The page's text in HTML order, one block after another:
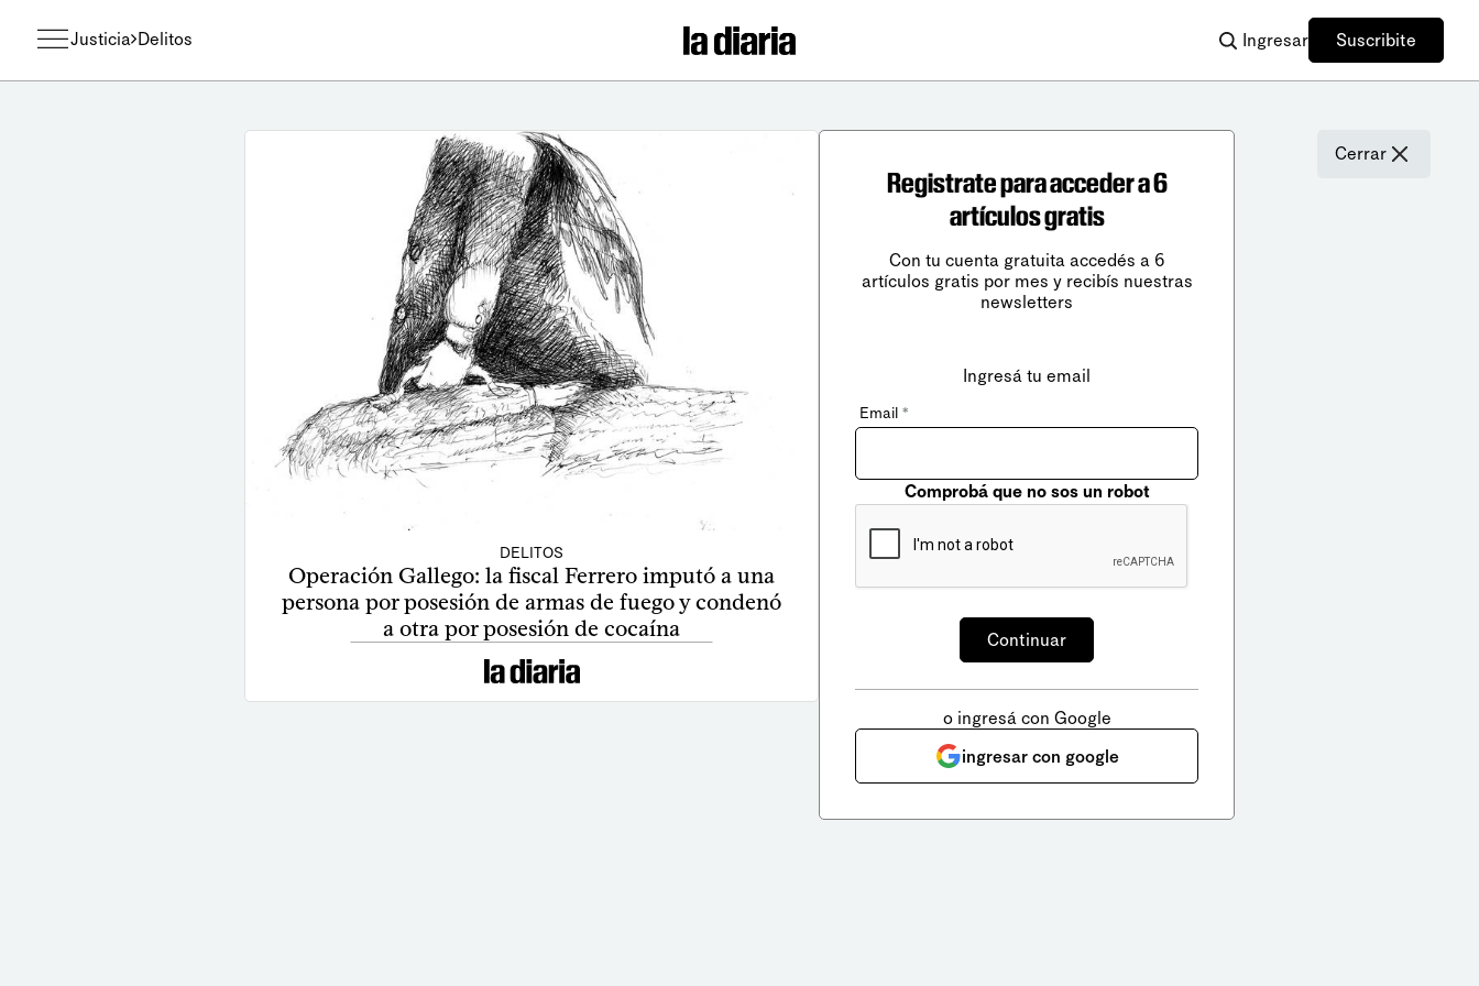
Justicia Delitos Ingresar Suscribite
DELITOS
Operación Gallego: la fiscal Ferrero imputó a una
persona por posesión de armas de fuego y condenó
a otra por posesión de cocaína
Cerrar
Registrate para acceder a 6
artículos gratis
Con tu cuenta gratuita accedés a 6
artículos gratis por mes y recibís nuestras
newsletters
Ingresá tu email
Email *
Comprobá que no sos un robot
o ingresá con Google
ingresar con google